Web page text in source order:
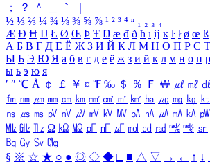
；
？ ＾ ｀
½ ⅓ ⅔ ¼ ¾ ⅛ ⅜ ⅝ ⅞ ¹ ² ³ ⁴ ⁿ ₁ ₂ ₃ ₄
Æ Ð Ħ Ĳ Ł Ø Œ Þ Ŧ Ŋ æ đ ð ħ ı ĳ ĸ ŀ ł ø œ ß
А Б В Г Д Е Ё Ж З И Й К Л М Н О П Р С Т
Ы Ь Э Ю Я а б в г д е ё ж з и й к л м н о п р
ы ь э ю я
′ ″ ℃ Å ￠ ￡ ￥ ¤ ℉ ‰ ＄ ％ Ｆ ￦ ㎕ ㎖ ㎗
㎙ ㎚ ㎛ ㎜ ㎝ ㎞ ㎟ ㎠ ㎡ ㎢ ㏊ ㎍ ㎎ ㎏ ㏏
㎱ ㎲ ㎳ ㎴ ㎵ ㎶ ㎷ ㎸ ㎹ ㎀ ㎁ ㎂ ㎃ ㎄ ㎺
㎒ ㎓ ㎔ Ω ㏀ ㏁ ㎊ ㎋ ㎌ ㏖ ㏅ ㎭ ㎮ ㎯ ㏛
㏃ ㏉ ㏜ ㏆
§ ※ ☆ ★ ○ ● ◎ ◇ ◆ □ ■ △ ▽ → ← ↑ ↓